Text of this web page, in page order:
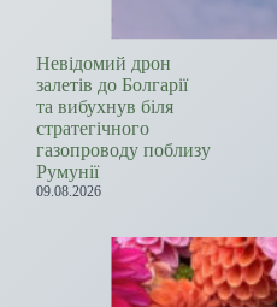
Невідомий дрон
залетів до Болгарії
та вибухнув біля
стратегічного
газопроводу поблизу
Румунії
09.08.2026